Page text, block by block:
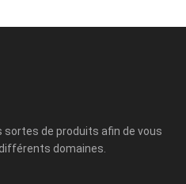
de produits afin de vous
domaines.